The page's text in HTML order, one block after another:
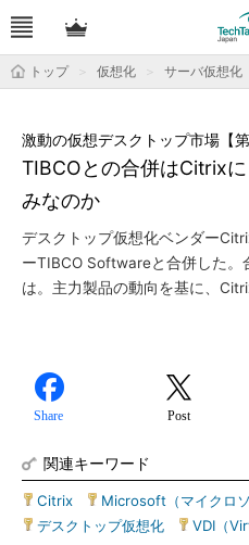
トップ 仮想化 サーバ仮想化
TIBCOとの合併はCitrix
みなのか
激動の仮想デスクトップ市場【第
デスクトップ仮想化ベンダー
ーTIBCO Softwareと合併した。
は。主力製品の動向を基に、
Share Post
関連キーワード
Citrix Microsoft（マイクロソ
デスクトップ仮想化
VDI（